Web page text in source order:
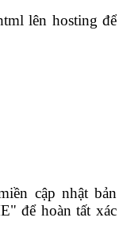
lên hosting để
cập nhật bản
để hoàn tất xác